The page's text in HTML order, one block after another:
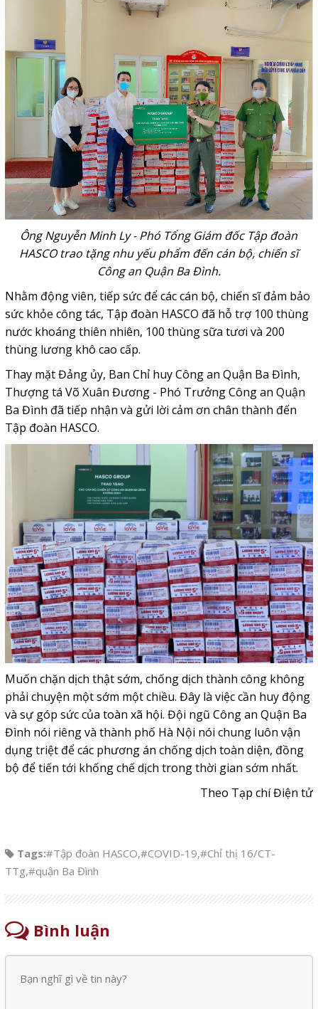
Ông Nguyễn Minh Ly - Phó Tổng Giám đốc Tập đoàn
HASCO trao tặng nhu yếu phẩm đến cán bộ, chiến sĩ
Công an Quận Ba Đình.
Nhằm động viên, tiếp sức để các cán bộ, chiến sĩ đảm bảo
sức khỏe công tác, Tập đoàn HASCO đã hỗ trợ 100 thùng
nước khoáng thiên nhiên, 100 thùng sữa tươi và 200
thùng lương khô cao cấp.
Thay mặt Đảng ủy, Ban Chỉ huy Công an Quận Ba Đình,
Thượng tá Võ Xuân Đương - Phó Trưởng Công an Quận
Ba Đình đã tiếp nhận và gửi lời cảm ơn chân thành đến
Tập đoàn HASCO.
Muốn chặn dịch thật sớm, chống dịch thành công không
phải chuyện một sớm một chiều. Đây là việc cần huy động
và sự góp sức của toàn xã hội. Đội ngũ Công an Quận Ba
Đình nói riêng và thành phố Hà Nội nói chung luôn vận
dụng triệt để các phương án chống dịch toàn diện, đồng
bộ để tiến tới khống chế dịch trong thời gian sớm nhất.
Theo Tạp chí Điện tử
Tags:#Tập đoàn HASCO,#COVID-19,#Chỉ thị 16/CT-
TTg,#quận Ba Đình
Bình luận